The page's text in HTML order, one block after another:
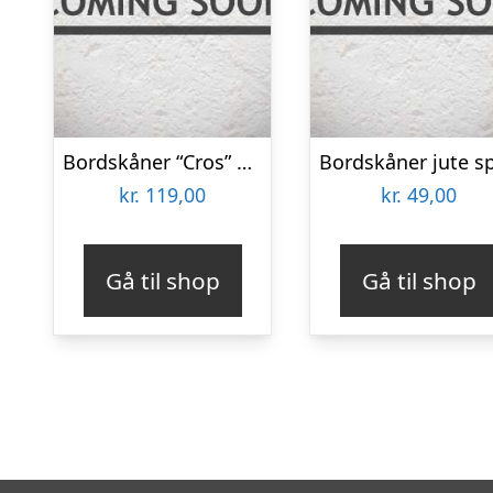
Bordskåner “Cros” messing finish – House Doctor
kr. 119,00
Gå til shop
kr. 49,00
Gå til shop